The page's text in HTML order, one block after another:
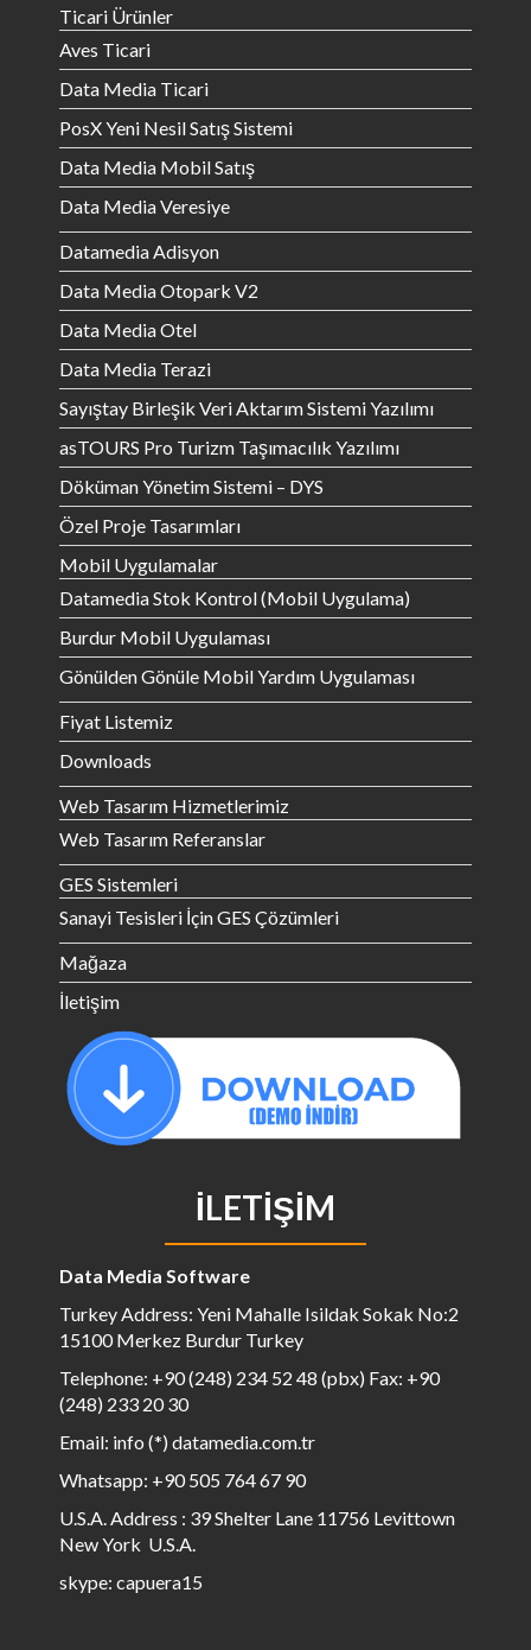
Ticari Ürünler
Aves Ticari
Data Media Ticari
PosX Yeni Nesil Satış Sistemi
Data Media Mobil Satış
Data Media Veresiye
Datamedia Adisyon
Data Media Otopark V2
Data Media Otel
Data Media Terazi
Sayıştay Birleşik Veri Aktarım Sistemi Yazılımı
asTOURS Pro Turizm Taşımacılık Yazılımı
Döküman Yönetim Sistemi – DYS
Özel Proje Tasarımları
Mobil Uygulamalar
Datamedia Stok Kontrol (Mobil Uygulama)
Burdur Mobil Uygulaması
Gönülden Gönüle Mobil Yardım Uygulaması
Fiyat Listemiz
Downloads
Web Tasarım Hizmetlerimiz
Web Tasarım Referanslar
GES Sistemleri
Sanayi Tesisleri İçin GES Çözümleri
Mağaza
İletişim
İLETIŞIM
Data Media Software
Turkey Address: Yeni Mahalle Isildak Sokak No:2
15100 Merkez Burdur Turkey
Telephone: +90 (248) 234 52 48 (pbx) Fax: +90
(248) 233 20 30
Email: info (*) datamedia.com.tr
Whatsapp: +90 505 764 67 90
U.S.A. Address : 39 Shelter Lane 11756 Levittown
New York U.S.A.
skype: capuera15